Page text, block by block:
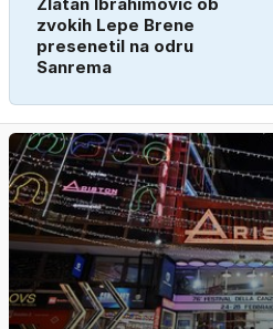
zvokih Lepe Brene
presenetil na odru
Sanrema